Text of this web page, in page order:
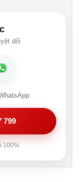
đối
799
100%